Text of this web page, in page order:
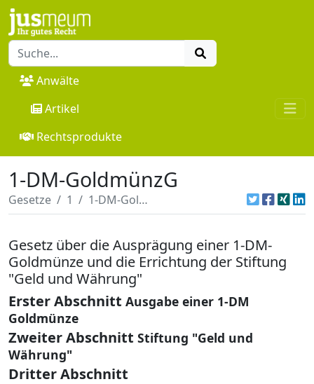
Anwälte
Artikel
Rechtsprodukte
1-DM-GoldmünzG
Gesetze 1 1-DM-GoldmünzG
Gesetz über die Ausprägung einer 1-DM-
Goldmünze und die Errichtung der Stiftung
"Geld und Währung"
Erster Abschnitt Ausgabe einer 1-DM
Goldmünze
Zweiter Abschnitt Stiftung "Geld und
Währung"
Dritter Abschnitt